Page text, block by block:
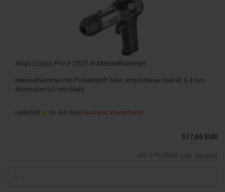
Atlas Copco Pro P 2531-R Meisselhammer
Meisselhammer mit Pistolengriff Max. empfohlener Niet-Ø: 6,4 mm
Aluminium 5,0 mm Stahl
Lieferzeit: ca. 4-6 Tage (Ausland abweichend)
517,65 EUR
inkl. 19% MwSt. zzgl. Versand